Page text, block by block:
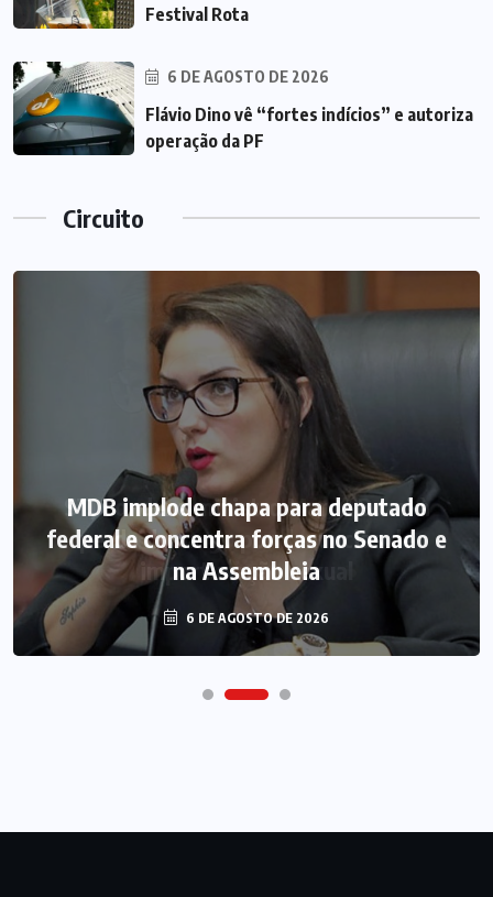
Festival Rota
6 DE AGOSTO DE 2026
Flávio Dino vê “fortes indícios” e autoriza
operação da PF
Circuito
MDB implode chapa para deputado
federal e concentra forças no Senado e
na Assembleia
6 DE AGOSTO DE 2026